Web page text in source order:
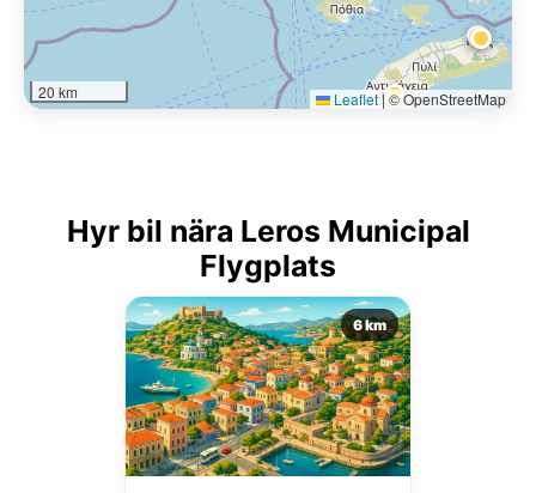
20 km Leaflet|© OpenStreetMap
Hyr bil nära Leros Municipal
Flygplats
6 km